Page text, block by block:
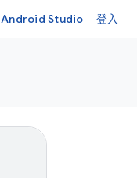
Android Studio 登入